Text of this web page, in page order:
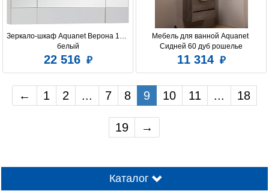
Зеркало-шкаф Aquanet Верона 100
белый
22 516
Мебель для ванной Aquanet
Сидней 60 дуб рошелье
11 314
← 1 2 ... 7 8 9 10 11 ... 18
19 →
Каталог